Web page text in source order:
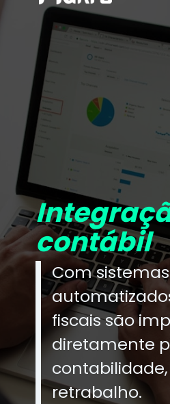
contábil
Com sistemas
fiscais são
diretamente
retrabalho.